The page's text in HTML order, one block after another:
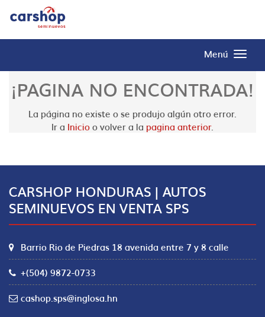
Menú
¡PAGINA NO ENCONTRADA!
La página no existe o se produjo algún otro error.
Ir a Inicioo volver a la pagina anterior.
CARSHOP HONDURAS | AUTOS
SEMINUEVOS EN VENTA SPS
Barrio Rio de Piedras 18 avenida entre 7 y 8 calle
+(504) 9872-0733
cashop.sps@inglosa.hn